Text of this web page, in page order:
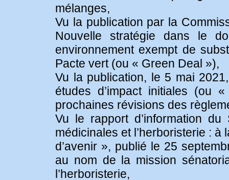
mélanges,
Vu la publication par la
Nouvelle stratégie dans le
environnement exempt de
Pacte vert (ou « Green Deal »),
Vu la publication, le 5 mai
études d’impact initiales (ou
prochaines révisions des
Vu le rapport d’information
médicinales et l’herboristerie :
d’avenir », publié le 25
au nom de la mission
l’herboristerie,